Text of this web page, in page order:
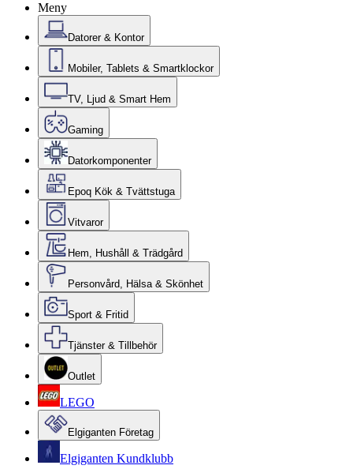
Meny
Datorer & Kontor
Mobiler, Tablets & Smartklockor
TV, Ljud & Smart Hem
Gaming
Datorkomponenter
Epoq Kök & Tvättstuga
Vitvaror
Hem, Hushåll & Trädgård
Personvård, Hälsa & Skönhet
Sport & Fritid
Tjänster & Tillbehör
Outlet
LEGO
Elgiganten Företag
Elgiganten Kundklubb